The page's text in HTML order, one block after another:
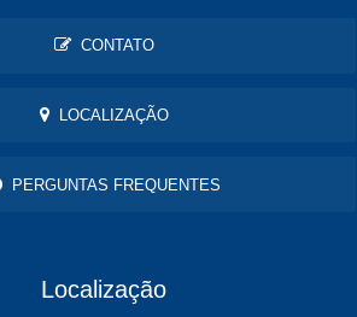
CONTATO
LOCALIZAÇÃO
PERGUNTAS FREQUENTES
Localização